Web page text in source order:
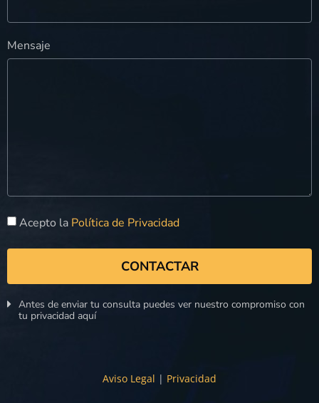
Mensaje
Acepto la Política de Privacidad
CONTACTAR
Antes de enviar tu consulta puedes ver nuestro compromiso con
tu privacidad aquí
Aviso Legal | Privacidad